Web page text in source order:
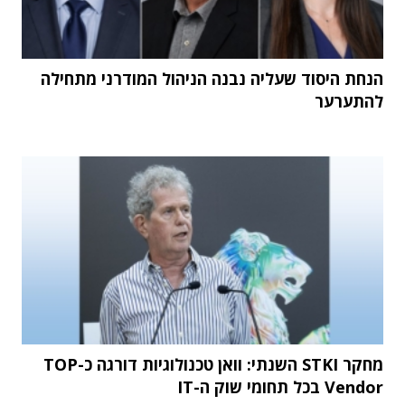
הנחת היסוד שעליה נבנה הניהול המודרני מתחילה
להתערער
מחקר STKI השנתי: וואן טכנולוגיות דורגה כ-TOP
Vendor בכל תחומי שוק ה-IT